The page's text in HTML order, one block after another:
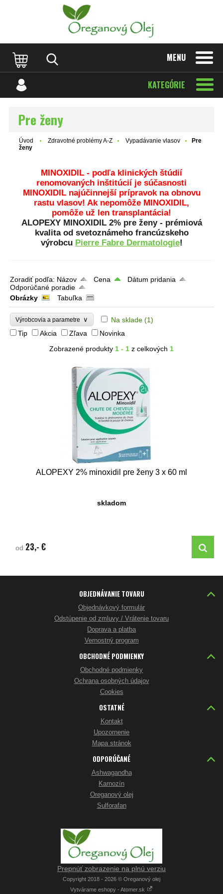
MENU
KATEGÓRIE
Pre ženy
Úvod Zdravotné problémy A-Z Vypadávanie vlasov
Pre
ženy
MINOXIDIL - podľa klinických štúdií
renomovaných inštitúcií je súčasnosti
MINOXIDIL najúčinnejší prípravok na obnovu
rastu vlasov! Ak nepomôže MINOXIDIL,
pomôže už len transplantácia!
ALOPEXY MINOXIDIL 2% pre ženy - prémiová
kvalita od svetoznámeho francúzskeho
výrobcu Pierre Fabre Dermatologie!
Zoradiť podľa: Názov Cena
Dátum pridania
Odporúčané poradie
Obrázky
Tabuľka
Výrobcovia a parametre ∨ Na sklade (1)
Tip
Akcia Zľava
Novinka
Zobrazené produkty 1 - 1 z celkových 1
ALOPEXY 2% minoxidil pre ženy 3 x 60 ml
skladom
od 23,- €
OBJEDNÁVANIE TOVARU
Objednávkový formulár
Odstúpenie od zmluvy / Vrátenie tovaru
Doprava a platba
Vernostný program
OBCHODNÉ PODMIENKY
Obchodné podmienky
Ochrana osobných údajov
Cookies
OSTATNÉ
Kontakt
Upozornenie
Mapa stránok
ODPORÚČANÉ
Ashwagandha
Karnozín
Oreganový olej
Sulforafan
Prepnúť zobrazenie na plnú verziu
Copyright 2018 - 2026 © Oreganový olej
Vytvárame eshopy - Atomer.sk